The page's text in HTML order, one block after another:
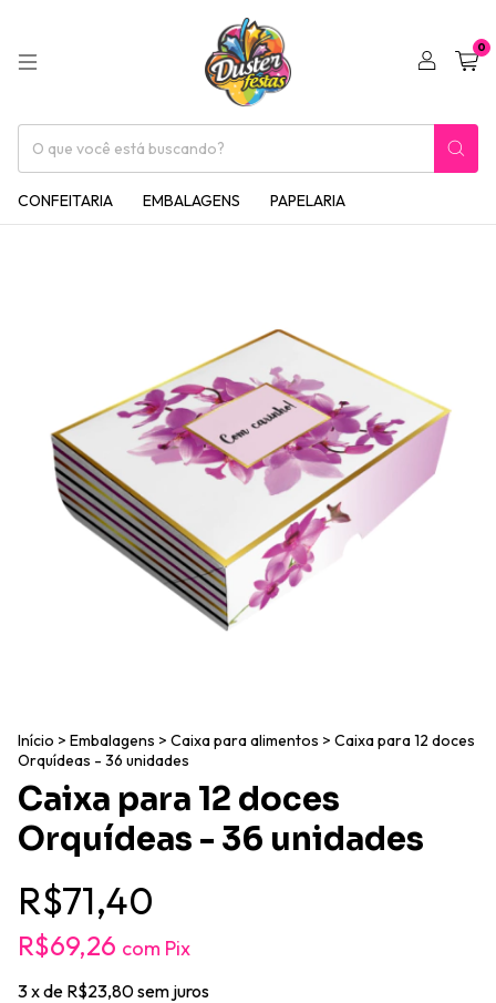
0
CONFEITARIA EMBALAGENS PAPELARIA
Início > Embalagens > Caixa para alimentos > Caixa para 12 doces
Orquídeas - 36 unidades
Caixa para 12 doces
Orquídeas - 36 unidades
R$71,40
R$69,26 com Pix
3x de R$23,80sem juros